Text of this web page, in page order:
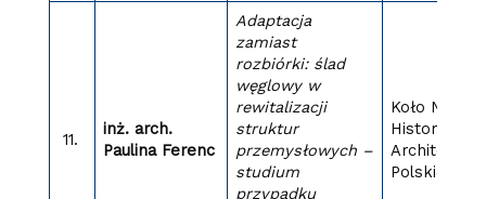
11.
inż. arch.
Paulina Ferenc
Adaptacja
zamiast
rozbiórki: ślad
węglowy w
rewitalizacji
struktur
przemysłowych –
studium
przypadku
Koło
Historii
Architektury
Polskiej